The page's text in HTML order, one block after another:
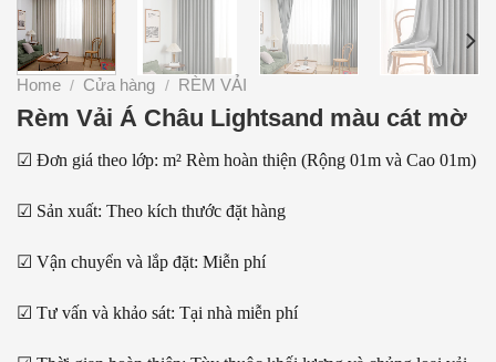
Home / Cửa hàng / RÈM VẢI
Rèm Vải Á Châu Lightsand màu cát mờ
☑ Đơn giá theo lớp: m² Rèm hoàn thiện (Rộng 01m và Cao 01m)
☑ Sản xuất: Theo kích thước đặt hàng
☑ Vận chuyển và lắp đặt: Miễn phí
☑ Tư vấn và khảo sát: Tại nhà miễn phí